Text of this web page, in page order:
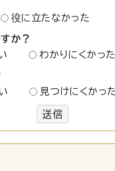
役に立たなかった
か？
い わかりにくかった
い 見つけにくかった
送信